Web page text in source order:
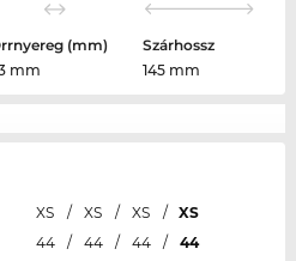
(mm)
mm
Szárhossz
145 mm
XS / XS / XS /
XS
44 / 44 / 44 /
44